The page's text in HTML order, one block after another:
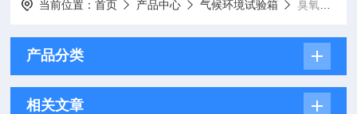
当前位置：首页 产品中心 气候环境试验箱 臭氧老化试验箱
产品分类
相关文章